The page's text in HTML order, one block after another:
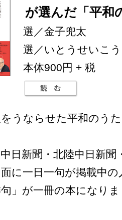
が選んだ「平和
選／金子兜太
選／いとうせいこう
本体900円 + 税
うならせた平和のう
日新聞・北陸中日新聞
に一日一句が掲載中の
句」が一冊の本になり